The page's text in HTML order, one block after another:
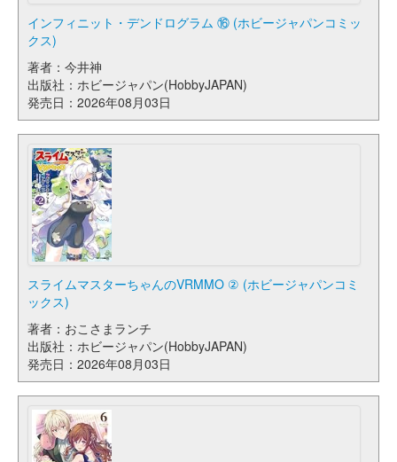
インフィニット・デンドログラム ⑯ (ホビージャパンコミッ
クス)
著者：今井神
出版社：ホビージャパン(HobbyJAPAN)
発売日：2026年08月03日
スライムマスターちゃんのVRMMO ② (ホビージャパンコミ
ックス)
著者：おこさまランチ
出版社：ホビージャパン(HobbyJAPAN)
発売日：2026年08月03日